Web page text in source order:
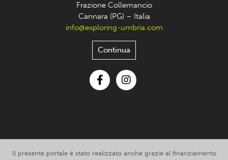
Frazione Collemancio
Cannara (PG) – Italia
info@exploring-umbria.com
Continua
Il presente portale è stato realizzato anche grazie al finanziamento